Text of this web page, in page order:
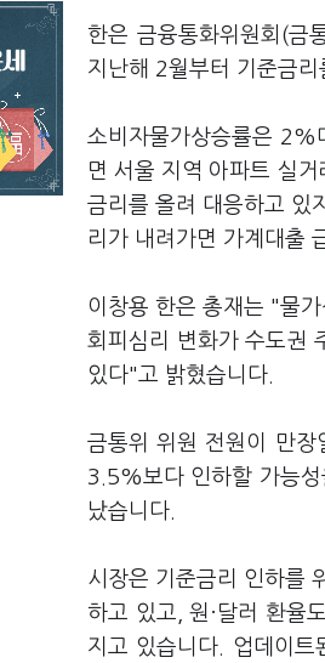
한은 금융통화위원회(금
지난해 2월부터 기준금
소비자물가상승률은 2%
면 서울 지역 아파트 실
금리를 올려 대응하고 있
리가 내려가면 가계대출
이창용 한은 총재는 "물
회피심리 변화가 수도권
있다"고 밝혔습니다.
금통위 위원 전원이 만
3.5%보다 인하할 가능
났습니다.
시장은 기준금리 인하를
하고 있고, 원·달러 환율
지고 있습니다. 업데이